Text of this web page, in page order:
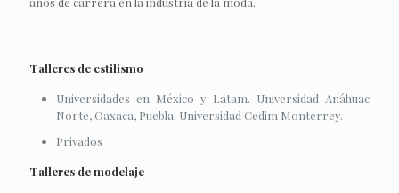
Talleres de estilismo
Universidades en México y Latam. Universidad Anáhuac
Norte, Oaxaca, Puebla. Universidad Cedim Monterrey.
Privados
Talleres de modelaje